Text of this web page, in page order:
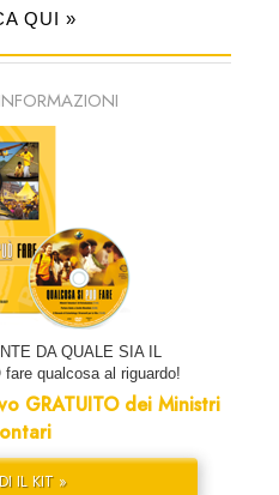
QUI »
DA QUALE SIA IL
qualcosa al riguardo!
GRATUITO dei Ministri
IL KIT »